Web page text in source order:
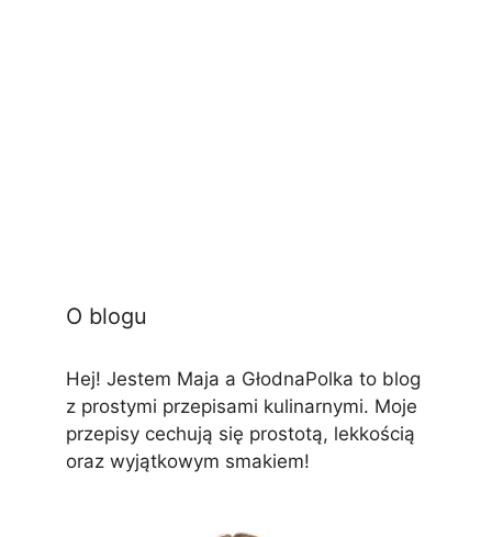
O blogu
Hej! Jestem Maja a GłodnaPolka to blog
z prostymi przepisami kulinarnymi. Moje
przepisy cechują się prostotą, lekkością
oraz wyjątkowym smakiem!